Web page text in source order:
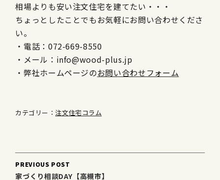
相場よりも安い注文住宅を建てたい・・・
ちょっとしたことでもお気軽にお問い合わせくださ
い。
・電話：072-669-8550
・メール：info@wood-plus.jp
・弊社ホームページのお問い合わせフォーム
カテゴリー： 注文住宅コラム
Post
navigation
PREVIOUS POST
家づくり相談DAY【高槻市】